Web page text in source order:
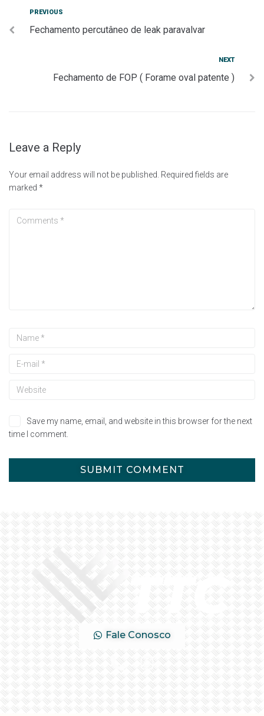
PREVIOUS
Fechamento percutâneo de leak paravalvar
NEXT
Fechamento de FOP ( Forame oval patente )
Leave a Reply
Your email address will not be published. Required fields are
marked *
Save my name, email, and website in this browser for the next
time I comment.
Fale Conosco